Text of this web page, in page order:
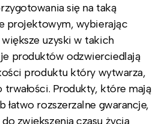
się na taką
projektowym, wybierając
uzyski w takich
produktów odzwierciedlają
produktu który wytwarza,
Produkty, które mają
łatwo rozszerzalne gwarancje,
zwiększenia czasu życia